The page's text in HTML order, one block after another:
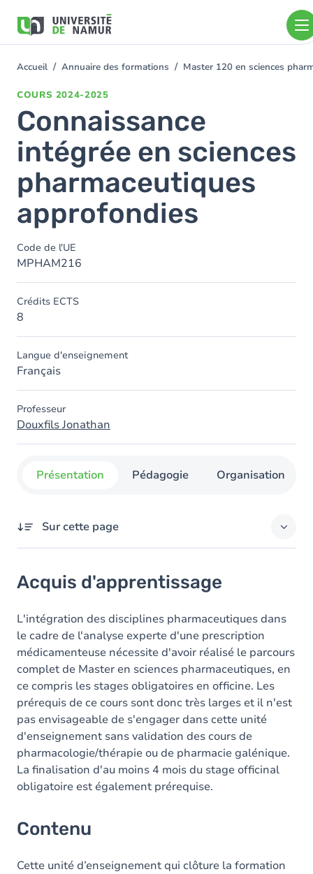
contenu
You
Accueil Annuaire des formations Master 120 en sciences
COURS 2024-2025
Connaissance
intégrée en sciences
pharmaceutiques
approfondies
Code de l'UE
MPHAM216
Crédits ECTS
8
Langue d'enseignement
Français
Professeur
Douxfils Jonathan
Présentation Pédagogie Organisation
Sur cette page
Contenu
Acquis d'apprentissage
L'intégration des disciplines pharmaceutiques dans
le cadre de l'analyse experte d'une prescription
médicamenteuse nécessite d'avoir réalisé le parcours
complet de Master en sciences pharmaceutiques, en
ce compris les stages obligatoires en officine. Les
prérequis de ce cours sont donc très larges et il n'est
pas envisageable de s'engager dans cette unité
d'enseignement sans validation des cours de
pharmacologie/thérapie ou de pharmacie galénique.
La finalisation d'au moins 4 mois du stage officinal
obligatoire est également prérequise.
Contenu
Cette unité d’enseignement qui clôture la formation